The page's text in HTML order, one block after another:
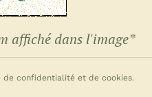
confidentialité et de cookies.